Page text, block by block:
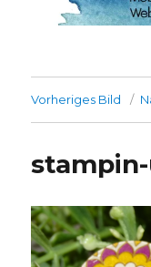
Vorheriges Bild